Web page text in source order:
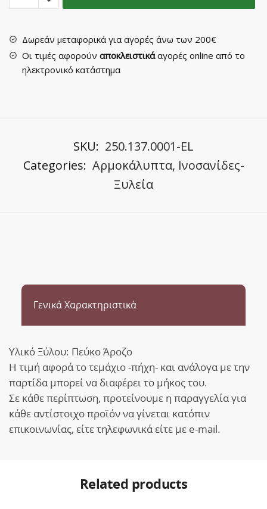
112ΠΑΡ
Πέυκο
Άροζο
quantity
Δωρεάν μεταφορικά για αγορές άνω των 200€
Οι τιμές αφορούν αποκλειστικάαγορές online από το
ηλεκτρονικό κατάστημα
SKU: 250.137.0001-EL
Categories: Αρμοκάλυπτα, Ινοσανίδες-
Ξυλεία
Γενικά Χαρακτηριστικά
Υλικό Ξύλου: Πεύκο Άροζο
Η τιμή αφορά το τεμάχιο -πήχη- και ανάλογα με την
παρτίδα μπορεί να διαφέρει το μήκος του.
Σε κάθε περίπτωση, προτείνουμε η παραγγελία για
κάθε αντίστοιχο προϊόν να γίνεται κατόπιν
επικοινωνίας, είτε τηλεφωνικά είτε με e-mail.
Related products